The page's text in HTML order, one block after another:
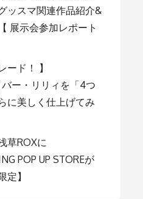
ッスマ関連作品紹介&
展示会参加レポート
ード！ 】
ー・リリィを「4つ
に美しく仕上げてみ
草ROXに
POP UP STOREが
定】